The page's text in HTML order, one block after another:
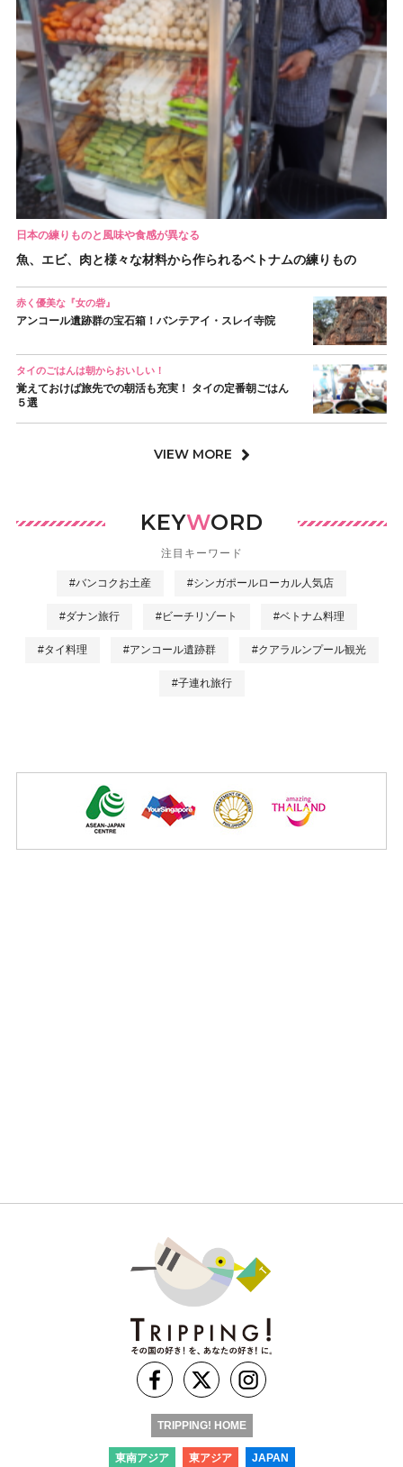
日本の練りものと風味や食感が異なる
魚、エビ、肉と様々な材料から作られるベトナムの練りもの
赤く優美な『女の砦』
アンコール遺跡群の宝石箱！バンテアイ・スレイ寺院
タイのごはんは朝からおいしい！
覚えておけば旅先での朝活も充実！ タイの定番朝ごはん
５選
VIEW MORE
KEYWORD
注目キーワード
#バンコクお土産 #シンガポールローカル人気店
#ダナン旅行 #ビーチリゾート #ベトナム料理
#タイ料理 #アンコール遺跡群 #クアラルンプール観光
#子連れ旅行
TRIPPING! HOME
東南アジア 東アジア JAPAN